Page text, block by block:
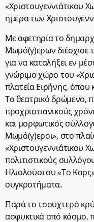
«Χριστουγεννιάτικου
ημέρα των
Με αφετηρία το
Μωμό(γ)ερων διέσχισε
για να καταλήξει εν
γνώριμο χώρο του
πλατεία Ειρήνης, όπου
Το θεατρικό δρώμενο,
προχριστιανικούς
και μορφωτικός
Μωμό(γ)εροι», στο
«Χριστουγεννιάτικου
πολιτιστικούς
Ηλιολούστου «Το
συγκροτήματα.
Παρά το τσουχτερό
ασφυκτικά από κόσμο,